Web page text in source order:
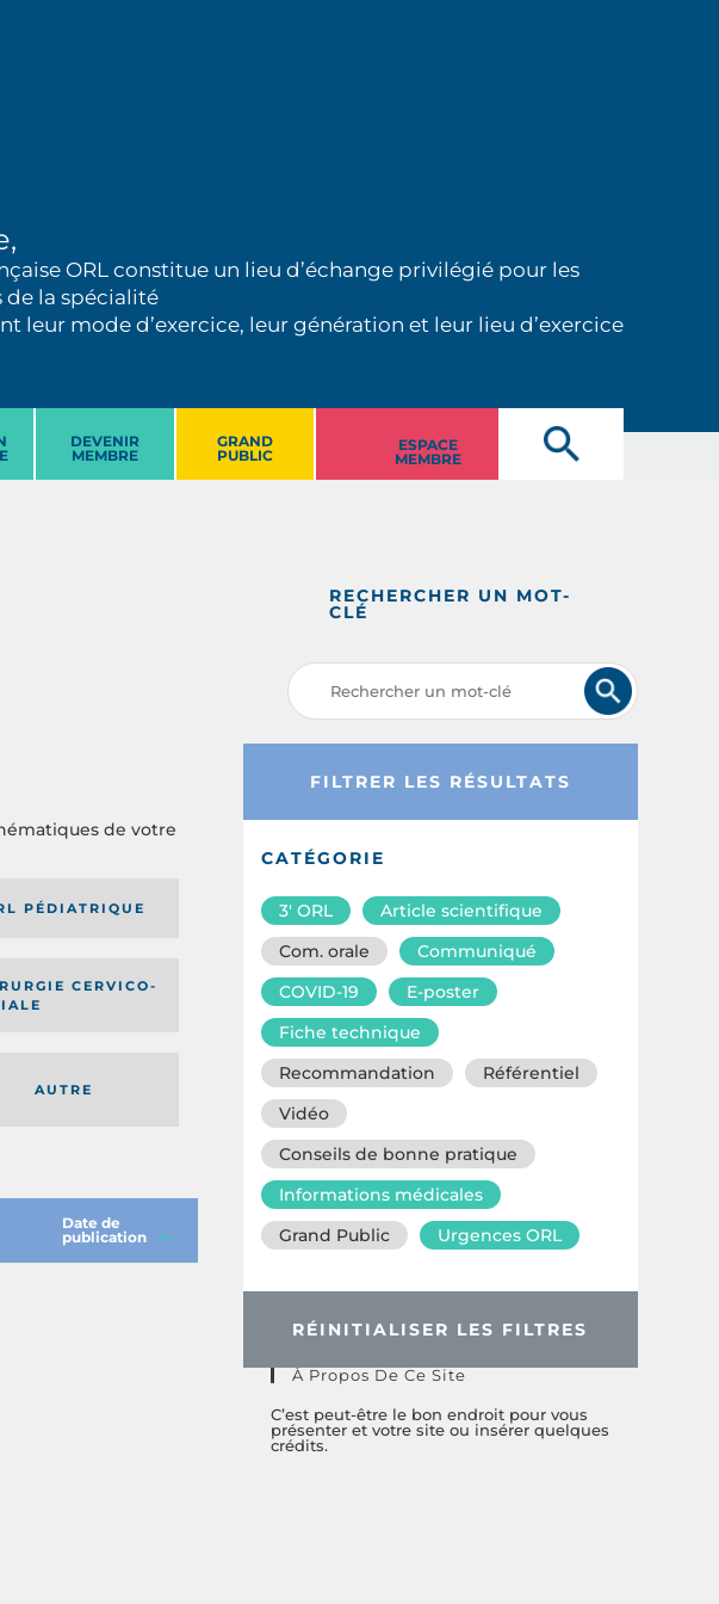
ORL constitue un lieu d’échange privilégié pour les
de la spécialité
leur mode d’exercice, leur génération et leur lieu d’exercice
DEVENIR
MEMBRE
GRAND
PUBLIC
ESPACE
MEMBRE
de votre
PÉDIATRIQUE
CERVICO-
AUTRE
Date de
publication
RECHERCHER UN MOT-
CLÉ
FILTRER LES RÉSULTATS
CATÉGORIE
3′ ORL
Article scientifique
Com. orale
Communiqué
COVID-19
E-poster
Fiche technique
Recommandation
Référentiel
Vidéo
Conseils de bonne pratique
Informations médicales
Grand Public
Urgences ORL
RÉINITIALISER LES FILTRES
À Propos De Ce Site
C’est peut-être le bon endroit pour vous
présenter et votre site ou insérer quelques
crédits.